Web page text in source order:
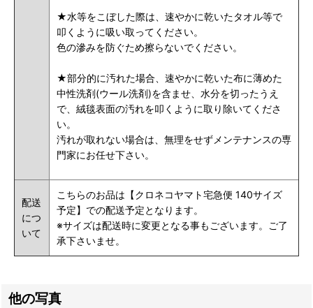
★水等をこぼした際は、速やかに乾いたタオル等で
叩くように吸い取ってください。
色の滲みを防ぐため擦らないでください。
★部分的に汚れた場合、速やかに乾いた布に薄めた
中性洗剤(ウール洗剤)を含ませ、水分を切ったうえ
で、絨毯表面の汚れを叩くように取り除いてくださ
い。
汚れが取れない場合は、無理をせずメンテナンスの専
門家にお任せ下さい。
配送
につ
いて
こちらのお品は【クロネコヤマト宅急便 140サイズ
予定】での配送予定となります。
※サイズは配送時に変更となる事もございます。ご了
承下さいませ。
他の写真